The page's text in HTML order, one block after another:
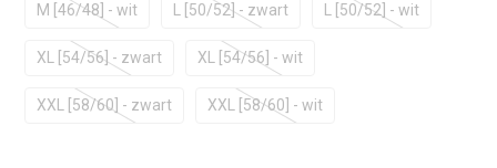
M [46/48] - wit L [50/52] - zwart L [50/52] - wit
XL [54/56] - zwart XL [54/56] - wit
XXL [58/60] - zwart XXL [58/60] - wit